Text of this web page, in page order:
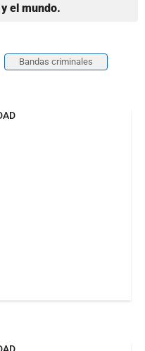
el mundo.
Bandas criminales